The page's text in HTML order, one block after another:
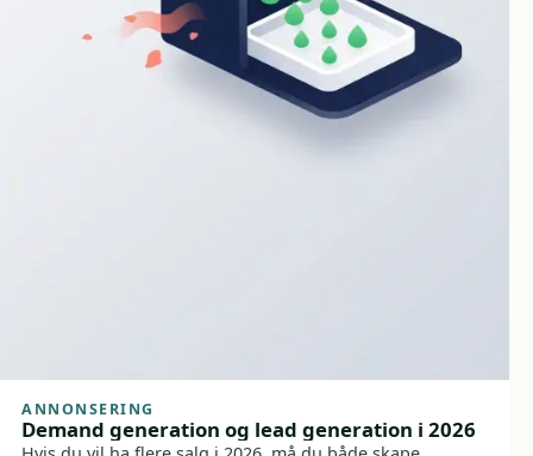
ANNONSERING
Demand generation og lead generation i 2026